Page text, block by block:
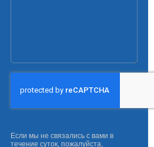
Если мы не связались с вами в
течение суток, пожалуйста,